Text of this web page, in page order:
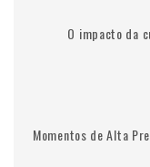
O impacto da
Momentos de Alta